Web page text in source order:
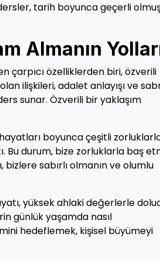
tarih boyunca geçerli
Almanın
çarpıcı özelliklerden biri, özverili
ilişkileri, adalet anlayışı ve
sunar. Özverili bir yaklaşım
boyunca çeşitli
Bu durum, bize zorluklarla baş
sabırlı olmanın ve olumlu
yüksek ahlaki değerlerle
günlük yaşamda nasıl
hedeflemek, kişisel büyümeyi